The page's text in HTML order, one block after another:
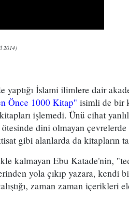
2014)
İslami ilimlere dair
Önce 1000 Kitap" isimli de bir
işlemedi. Ünü cihat
dini olmayan
gibi alanlarda da kitapların
kalmayan Ebu Katade'nin,
yola çıkıp yazara, kendi
zaman zaman içerikleri